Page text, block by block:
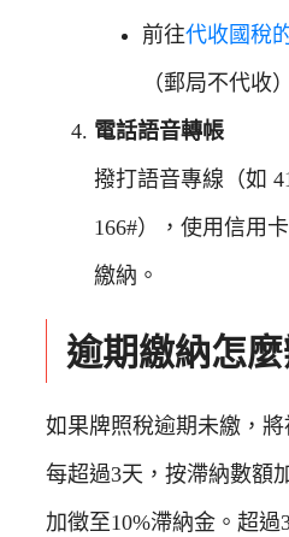
前往代收國稅
（郵局不代收）
電話語音轉帳
撥打語音專線（如
166#），使用信用
繳納。
逾期繳納怎麼
如果牌照稅逾期未繳，將
每超過3天，按滯納數額
加徵至10%滯納金。超